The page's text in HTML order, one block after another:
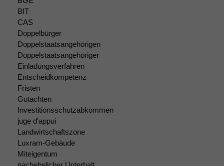
BIT
CAS
Doppelbürger
Doppelstaatsangehörigen
Doppelstaatsangehöriger
Einladungsverfahren
Entscheidkompetenz
Fristen
Gutachten
Investitionsschutzabkommen
juge d'appui
Landwirtschaftszone
Luxram-Gebäude
Miteigentum